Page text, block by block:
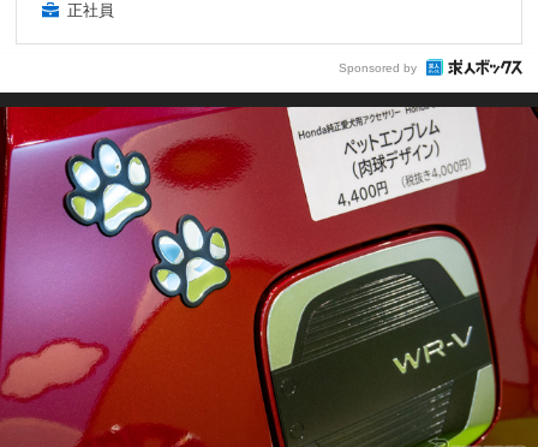
正社員
Sponsored by